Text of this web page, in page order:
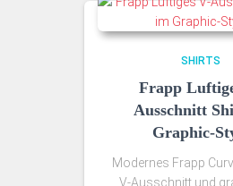
SHIRTS
Frapp
Ausschnitt
Graphic-
Modernes Frapp
V-Ausschnitt und